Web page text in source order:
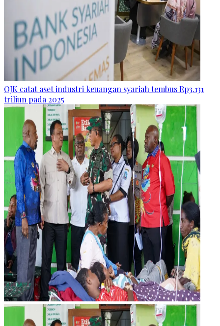
OJK catat aset industri keuangan syariah tembus Rp3.131
triliun pada 2025